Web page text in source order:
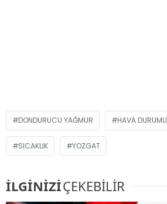
DONDURUCU YAĞMUR HAVA DURUMU
SICAKLIK YOZGAT
İLGİNİZİÇEKEBİLİR